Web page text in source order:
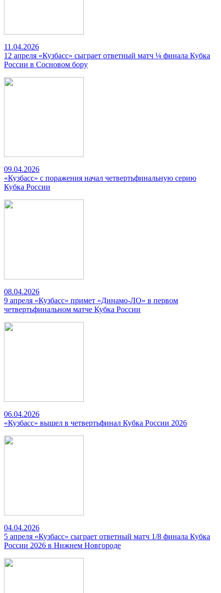
11.04.2026
12 апреля «Кузбасс» сыграет ответный матч ¼ финала Кубка
России в Сосновом бору
09.04.2026
«Кузбасс» с поражения начал четвертьфинальную серию
Кубка России
08.04.2026
9 апреля «Кузбасс» примет «Динамо-ЛО» в первом
четвертьфинальном матче Кубка России
06.04.2026
«Кузбасс» вышел в четвертьфинал Кубка России 2026
04.04.2026
5 апреля «Кузбасс» сыграет ответный матч 1/8 финала Кубка
России 2026 в Нижнем Новгороде